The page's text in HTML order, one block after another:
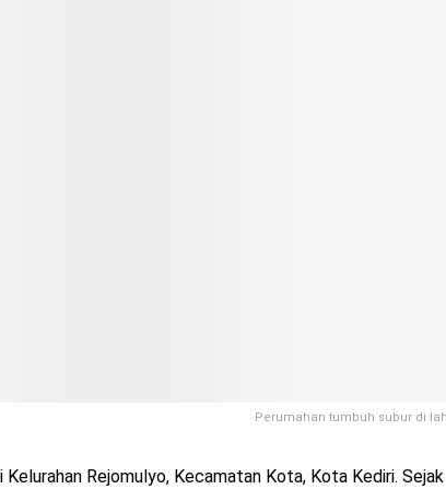
Perumahan tumbuh subur di
Rejomulyo, Kecamatan Kota, Kota Kediri.